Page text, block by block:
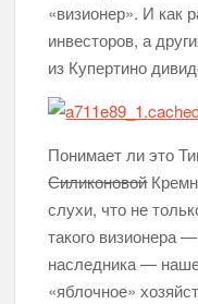
«визионер». И как
инвесторов, а
из Купертино
Понимает ли это
Силиконовой
слухи, что не
такого визионера
наследника —
«яблочное»